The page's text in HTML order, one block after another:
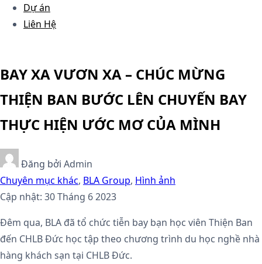
Dự án
Liên Hệ
BAY XA VƯƠN XA – CHÚC MỪNG
THIỆN BAN BƯỚC LÊN CHUYẾN BAY
THỰC HIỆN ƯỚC MƠ CỦA MÌNH
Đăng bởi Admin
Chuyên mục khác, BLA Group, Hình ảnh
Cập nhật: 30 Tháng 6 2023
Đêm qua, BLA đã tổ chức tiễn bay bạn học viên Thiện Ban
đến CHLB Đức học tập theo chương trình du học nghề nhà
hàng khách sạn tại CHLB Đức.